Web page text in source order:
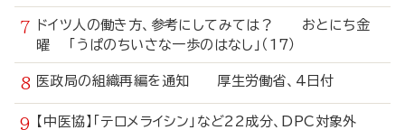
ドイツ人の働き方、参考にしてみては？ おとにち金
曜 「うぱのちいさな一歩のはなし」（17）
医政局の組織再編を通知 厚生労働省、4日付
【中医協】「テロメライシン」など22成分、DPC対象外